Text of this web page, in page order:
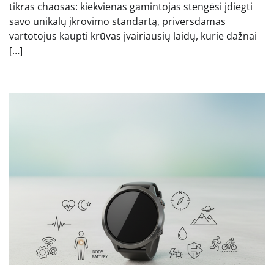
tikras chaosas: kiekvienas gamintojas stengėsi įdiegti
savo unikalų įkrovimo standartą, priversdamas
vartotojus kaupti krūvas įvairiausių laidų, kurie dažnai
[…]